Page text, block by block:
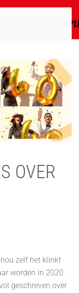
OVER
zelf het klinkt
worden in 2020.
geschreven over